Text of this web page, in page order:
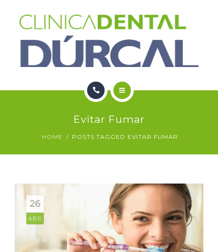
CONTACTO
CONTACTO
Evitar Fumar
HOME POSTS TAGGED EVITAR FUMAR
26
ABR